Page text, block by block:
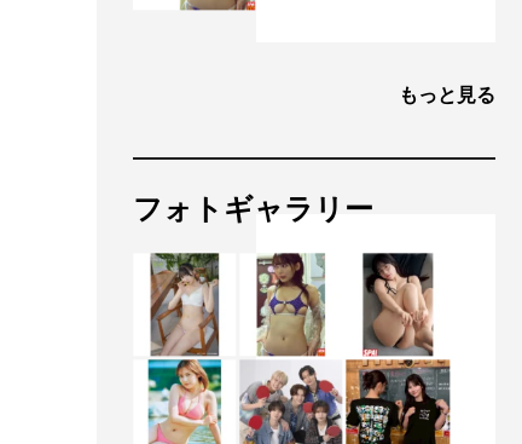
もっと見る
フォトギャラリー